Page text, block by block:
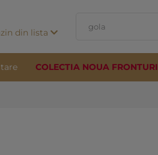
din lista
COLECTIA NOUA FRONTURI